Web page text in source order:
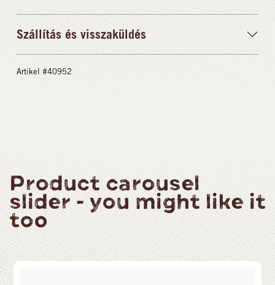
Szállítás és visszaküldés
Artikel #40952
Product carousel
slider - you might like it
too